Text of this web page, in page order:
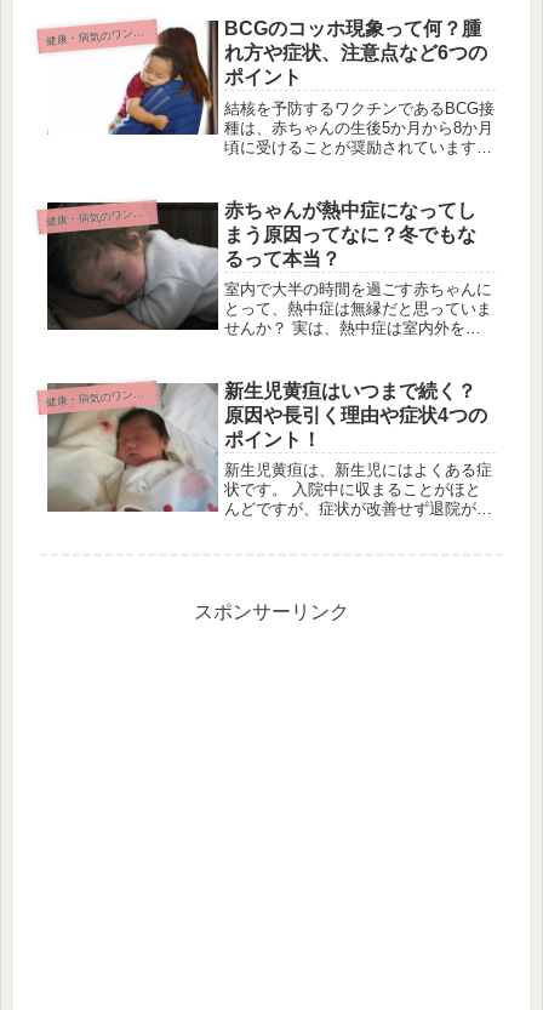
日々、ママやパパたちが「赤ちゃんの
健康」に関する検索をしています。
そん...
健康・病気のワンポイント
BCGのコッホ現象って何？腫
れ方や症状、注意点など6つの
ポイント
結核を予防するワクチンであるBCG接
種は、赤ちゃんの生後5か月から8か月
頃に受けることが奨励されています。
があります。 接種部位が短期間で腫
れ上がったり膿んだりしてしま...
健康・病気のワンポイント
赤ちゃんが熱中症になってし
まう原因ってなに？冬でもな
るって本当？
室内で大半の時間を過ごす赤ちゃんに
とって、熱中症は無縁だと思っていま
せんか？ 実は、熱中症は室内外を問
ちゃんが熱中症になってしまう原因と
はどのようなものなのか？ご紹介した
い...
健康・病気のワンポイント
新生児黄疸はいつまで続く？
原因や長引く理由や症状4つの
ポイント！
新生児黄疸は、新生児にはよくある症
状です。 入院中に収まることがほと
んどですが、症状が改善せず退院が先
新...
スポンサーリンク